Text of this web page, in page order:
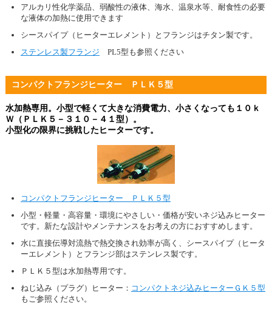
アルカリ性化学薬品、弱酸性の液体、海水、温泉水等、耐食性の必要
な液体の加熱に使用できます
シースパイプ（ヒーターエレメント）とフランジはチタン製です。
ステンレス製フランジ PL5型も参照ください
コンパクトフランジヒーター ＰＬＫ５型
水加熱専用。小型で軽くて大きな消費電力、小さくなっても１０ｋ
Ｗ（ＰＬＫ５－３１０－４１型）。
小型化の限界に挑戦したヒーターです。
コンパクトフランジヒーター ＰＬＫ５型
小型・軽量・高容量・環境にやさしい・価格が安いネジ込みヒーター
です。新たな設計やメンテナンスをお考えの方におすすめします。
水に直接伝導対流熱で熱交換され効率が高く、シースパイプ（ヒータ
ーエレメント）とフランジ部はステンレス製です。
ＰＬＫ５型は水加熱専用です。
ねじ込み（プラグ）ヒーター： コンパクトネジ込みヒーターＧＫ５型
もご参照ください。